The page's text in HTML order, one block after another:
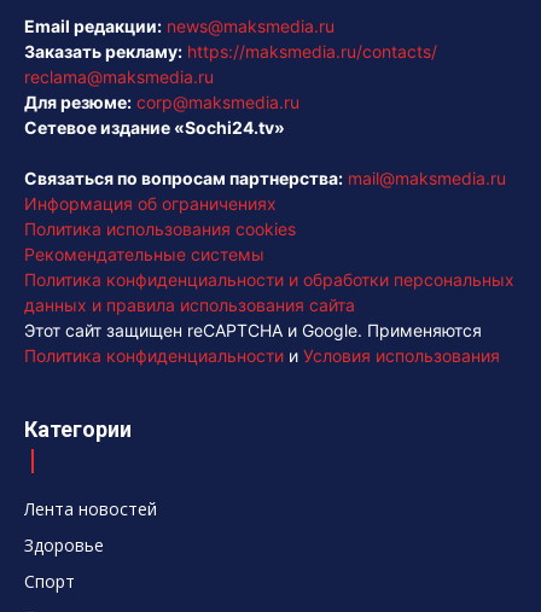
Email редакции: news@maksmedia.ru
Заказать рекламу: https://maksmedia.ru/contacts/
reclama@maksmedia.ru
Для резюме: corp@maksmedia.ru
Сетевое издание «Sochi24.tv»
Связаться по вопросам партнерства: mail@maksmedia.ru
Информация об ограничениях
Политика использования cookies
Рекомендательные системы
Политика конфиденциальности и обработки персональных
данных и правила использования сайта
Этот сайт защищен reCAPTCHA и Google. Применяются
Политика конфиденциальности и Условия использования
Категории
Лента новостей
Здоровье
Спорт